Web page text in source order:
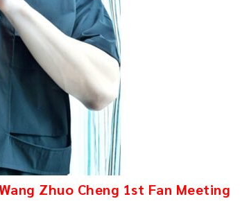
Zhuo Cheng 1st Fan Meeting